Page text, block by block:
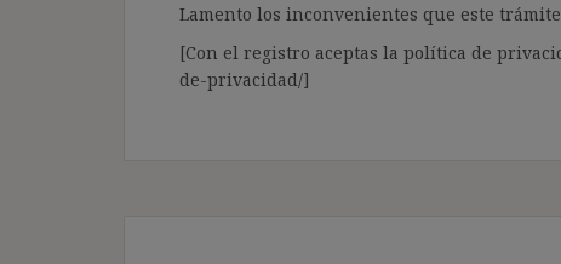
Lamento los inconvenientes que este
[Con el registro aceptas la política de
de-privacidad/]